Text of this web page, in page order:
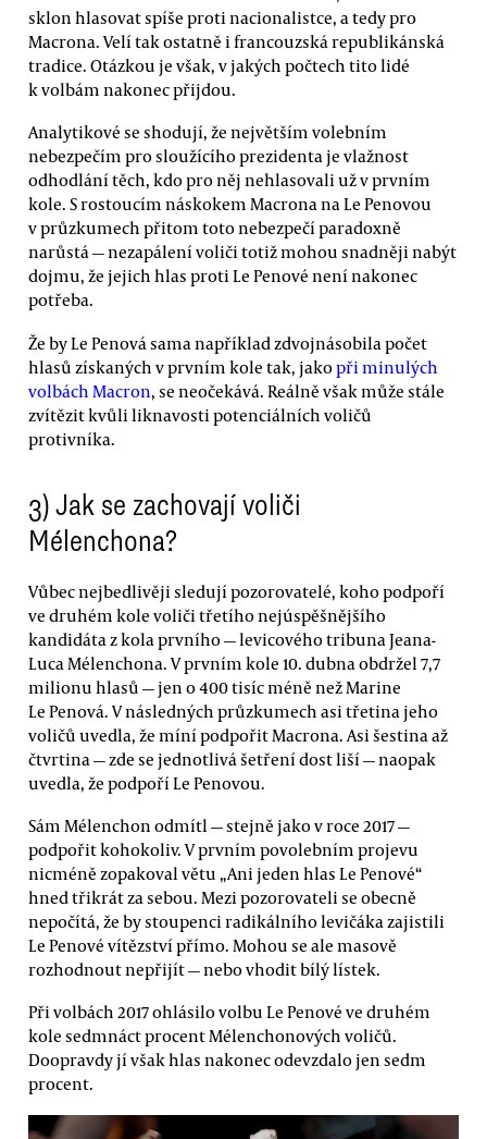
sklon hlasovat spíše proti nacionalistce, a tedy pro
Macrona. Velí tak ostatně i francouzská republikánská
tradice. Otázkou je však, v jakých počtech tito lidé
k volbám nakonec přijdou.
Analytikové se shodují, že největším volebním
nebezpečím pro sloužícího prezidenta je vlažnost
odhodlání těch, kdo pro něj nehlasovali už v prvním
kole. S rostoucím náskokem Macrona na Le Penovou
v průzkumech přitom toto nebezpečí paradoxně
narůstá — nezapálení voliči totiž mohou snadněji nabýt
dojmu, že jejich hlas proti Le Penové není nakonec
potřeba.
Že by Le Penová sama například zdvojnásobila počet
hlasů získaných v prvním kole tak, jakopři minulých
volbách Macron, se neočekává. Reálně však může stále
zvítězit kvůli liknavosti potenciálních voličů
protivníka.
3) Jak se zachovají voliči
Mélenchona?
Vůbec nejbedlivěji sledují pozorovatelé, koho podpoří
ve druhém kole voliči třetího nejúspěšnějšího
kandidáta z kola prvního — levicového tribuna Jeana-
Luca Mélenchona. V prvním kole 10. dubna obdržel 7,7
milionu hlasů — jen o 400 tisíc méně než Marine
Le Penová. V následných průzkumech asi třetina jeho
voličů uvedla, že míní podpořit Macrona. Asi šestina až
čtvrtina — zde se jednotlivá šetření dost liší — naopak
uvedla, že podpoří Le Penovou.
Sám Mélenchon odmítl — stejně jako v roce 2017 —
podpořit kohokoliv. V prvním povolebním projevu
nicméně zopakoval větu „Ani jeden hlas Le Penové“
hned třikrát za sebou. Mezi pozorovateli se obecně
nepočítá, že by stoupenci radikálního levičáka zajistili
Le Penové vítězství přímo. Mohou se ale masově
rozhodnout nepřijít — nebo vhodit bílý lístek.
Při volbách 2017 ohlásilo volbu Le Penové ve druhém
kole sedmnáct procent Mélenchonových voličů.
Doopravdy jí však hlas nakonec odevzdalo jen sedm
procent.